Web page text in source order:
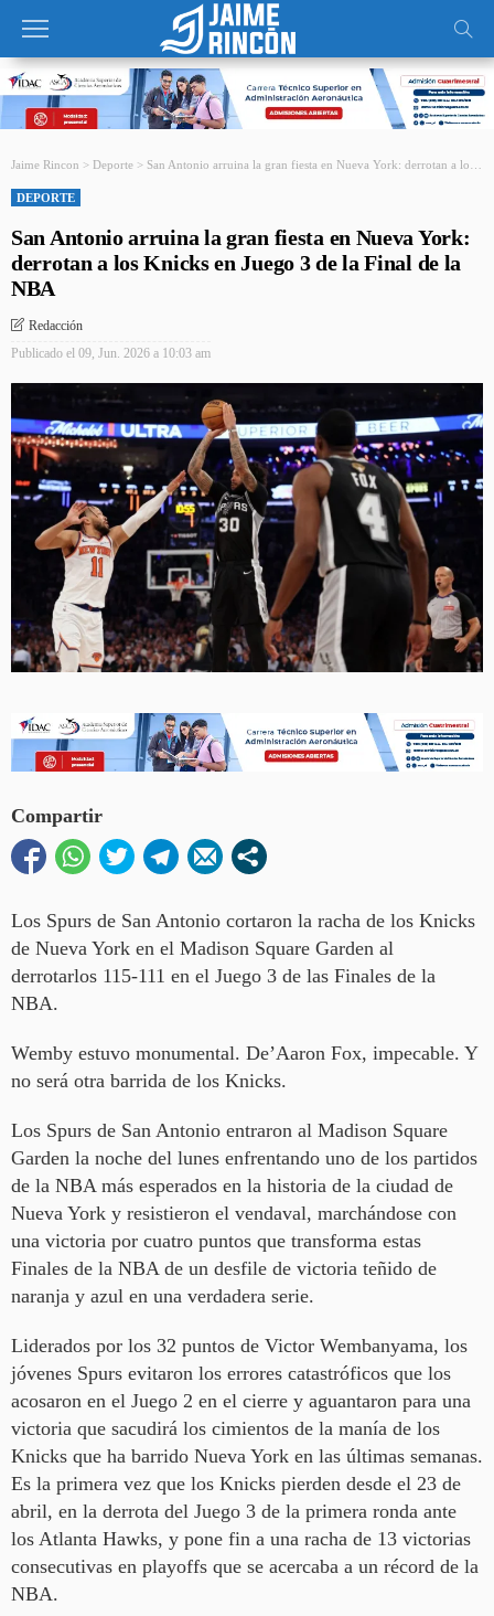
Jaime Rincon > Deporte > San Antonio arruina la gran fiesta en Nueva York: derrotan a los Knicks en Juego 3 de la Final de la NBA
DEPORTE
San Antonio arruina la gran fiesta en Nueva York:
derrotan a los Knicks en Juego 3 de la Final de la
NBA
Redacción
Publicado el 09, Jun. 2026 a 10:03 am
Compartir
Los Spurs de San Antonio cortaron la racha de los Knicks
de Nueva York en el Madison Square Garden al
derrotarlos 115-111 en el Juego 3 de las Finales de la
NBA.
Wemby estuvo monumental. De’Aaron Fox, impecable. Y
no será otra barrida de los Knicks.
Los Spurs de San Antonio entraron al Madison Square
Garden la noche del lunes enfrentando uno de los partidos
de la NBA más esperados en la historia de la ciudad de
Nueva York y resistieron el vendaval, marchándose con
una victoria por cuatro puntos que transforma estas
Finales de la NBA de un desfile de victoria teñido de
naranja y azul en una verdadera serie.
Liderados por los 32 puntos de Victor Wembanyama, los
jóvenes Spurs evitaron los errores catastróficos que los
acosaron en el Juego 2 en el cierre y aguantaron para una
victoria que sacudirá los cimientos de la manía de los
Knicks que ha barrido Nueva York en las últimas semanas.
Es la primera vez que los Knicks pierden desde el 23 de
abril, en la derrota del Juego 3 de la primera ronda ante
los Atlanta Hawks, y pone fin a una racha de 13 victorias
consecutivas en playoffs que se acercaba a un récord de la
NBA.